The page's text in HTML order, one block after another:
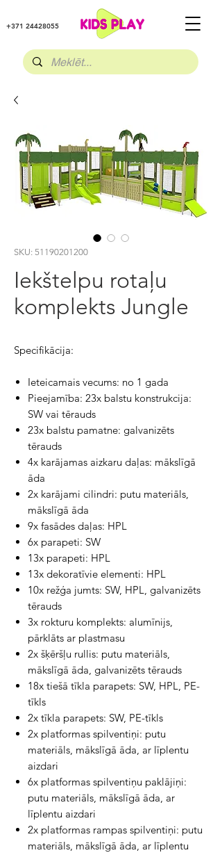
+371 24428055
SKU: 51190201200
Iekštelpu rotaļu
komplekts Jungle
Specifikācija:
Ieteicamais vecums: no 1 gada
Pieejamība: 23x balstu konstrukcija:
SW vai tērauds
23x balstu pamatne: galvanizēts
tērauds
4x karājamas aizkaru daļas: mākslīgā
āda
2x karājami cilindri: putu materiāls,
mākslīgā āda
9x fasādes daļas: HPL
6x parapeti: SW
13x parapeti: HPL
13x dekoratīvie elementi: HPL
10x režģa jumts: SW, HPL, galvanizēts
tērauds
3x rokturu komplekts: alumīnijs,
pārklāts ar plastmasu
2x šķēršļu rullis: putu materiāls,
mākslīgā āda, galvanizēts tērauds
18x tiešā tīkla parapets: SW, HPL, PE-
tīkls
2x tīkla parapets: SW, PE-tīkls
2x platformas spilventiņi: putu
materiāls, mākslīgā āda, ar līplentu
aizdari
6x platformas spilventiņu paklājiņi:
putu materiāls, mākslīgā āda, ar
līplentu aizdari
2x platformas rampas spilventiņi: putu
materiāls, mākslīgā āda, ar līplentu